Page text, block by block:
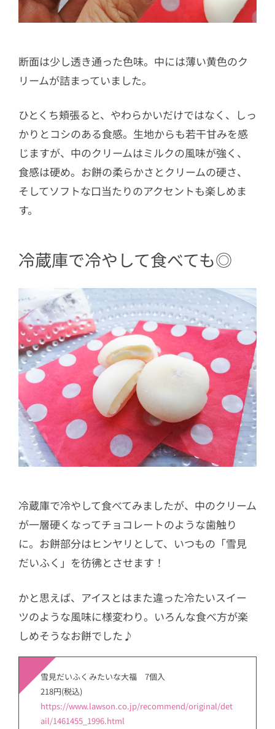
断面は少し透き通った色味。中には薄い黄色のク
リームが詰まっていました。
ひとくち頬張ると、やわらかいだけではなく、しっ
かりとコシのある食感。生地からも若干甘みを感
じますが、中のクリームはミルクの風味が強く、
食感は硬め。お餅の柔らかさとクリームの硬さ、
そしてソフトな口当たりのアクセントも楽しめま
す。
冷蔵庫で冷やして食べても◎
冷蔵庫で冷やして食べてみましたが、中のクリーム
が一層硬くなってチョコレートのような歯触り
に。お餅部分はヒンヤリとして、いつもの「雪見
だいふく」を彷彿とさせます！
かと思えば、アイスとはまた違った冷たいスイー
ツのような風味に様変わり。いろんな食べ方が楽
しめそうなお餅でした♪
雪見だいふくみたいな大福 7個入
218円(税込)
https://www.lawson.co.jp/recommend/original/det
ail/1461455_1996.html